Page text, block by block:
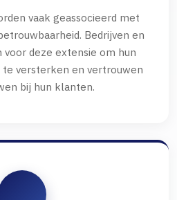
vaak geassocieerd met
Bedrijven en
voor deze extensie om hun
te versterken en vertrouwen
bij hun klanten.